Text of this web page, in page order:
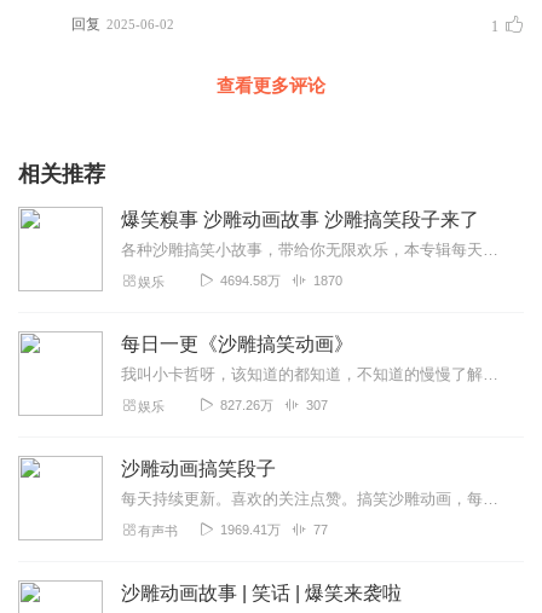
回复 2025-06-02 1
查看更多评论
相关推荐
爆笑糗事 沙雕动画故事 沙雕搞笑段子来了
各种沙雕搞笑小故事，带给你无限欢乐，本专辑每天一集，每一天都会给你带来无限欢乐，感谢你的收听和关注订阅。求订阅，求关注，求分享，求评分！沙雕搞笑段子段子来了
娱乐 4694.58万 1870
每日一更《沙雕搞笑动画》
我叫小卡哲呀，该知道的都知道，不知道的慢慢了解。下面是文艺范收集的关于沙雕搞笑的自我把人笑死的介绍，欢迎阅读收藏
娱乐 827.26万 307
沙雕动画搞笑段子
每天持续更新。喜欢的关注点赞。搞笑沙雕动画，每天带你笑不停，持续更新中。
有声书 1969.41万 77
沙雕动画故事 | 笑话 | 爆笑来袭啦